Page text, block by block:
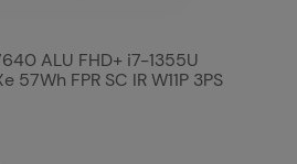
ALU FHD+ i7-1355U
57Wh FPR SC IR W11P 3PS